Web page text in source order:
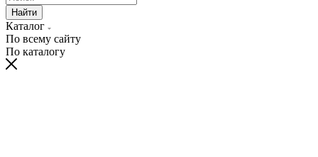
Найти
Каталог
По всему сайту
По каталогу